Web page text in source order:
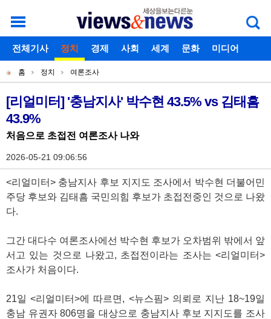
개
별
메
뉴
로그인 회원가입 아이디찾기 비밀번호찾기
주
메
뉴
전체기사 정치 경제 사회 세계 문화
미디어
현
재
위
치
홈 정치 여론조사
기
사
본
문
[리얼미터] '충남지사' 박수현 43.5% vs 김태흠
43.9%
처음으로 초접전 여론조사 나와
2026-05-21 09:06:56
<리얼미터> 충남지사 후보 지지도 조사에서 박수현 더불어민
주당 후보와 김태흠 국민의힘 후보가 초접전중인 것으로 나왔
다.
그간 대다수 여론조사에선 박수현 후보가 오차범위 밖에서 앞
서고 있는 것으로 나왔고, 초접전이라는 조사는 <리얼미터>
조사가 처음이다.
21일 <리얼미터>에 따르면, <뉴스핌> 의뢰로 지난 18~19일
충남 유권자 806명을 대상으로 충남지사 후보 지지도를 조사